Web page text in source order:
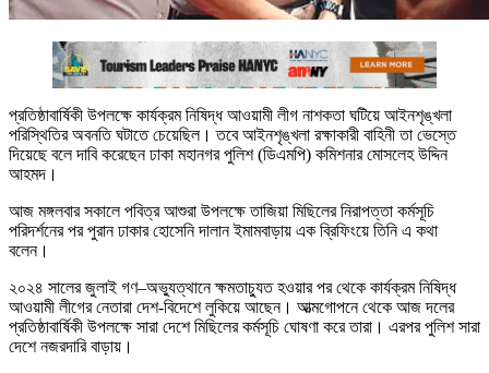
প্রতিষ্ঠাবার্ষিকী উপলক্ষে কার্যক্রম নিষিদ্ধ আওয়ামী লীগ নাশকতা ঘটিয়ে আইনশৃঙ্খলা
পরিস্থিতির অবনতি ঘটাতে চেয়েছিল। তবে আইনশৃঙ্খলা রক্ষাকারী বাহিনী তা ভেস্তে
দিয়েছে বলে দাবি করেছেন ঢাকা মহানগর পুলিশ (ডিএমপি) কমিশনার মোসলেহ উদ্দিন
আহমদ।
আজ মঙ্গলবার সকালে পবিত্র আশুরা উপলক্ষে তাজিয়া মিছিলের নিরাপত্তা কর্মসূচি
পরিদর্শনের পর পুরান ঢাকার হোসেনি দালান ইমামবাড়ায় এক ব্রিফিংয়ে তিনি এ কথা
বলেন।
২০২৪ সালের জুলাই গণ–অভ্যুত্থানে ক্ষমতাচ্যুত হওয়ার পর থেকে কার্যক্রম নিষিদ্ধ
আওয়ামী লীগের নেতারা দেশ-বিদেশে লুকিয়ে আছেন। আত্মগোপনে থেকে আজ দলের
প্রতিষ্ঠাবার্ষিকী উপলক্ষে সারা দেশে মিছিলের কর্মসূচি ঘোষণা করে তারা। এরপর পুলিশ সারা
দেশে নজরদারি বাড়ায়।